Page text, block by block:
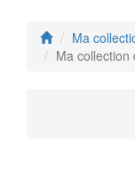
Ma
Ma